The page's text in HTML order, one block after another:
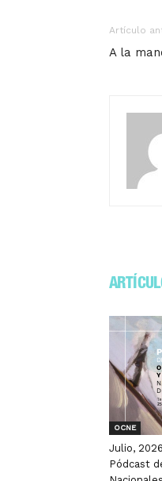
Artículo
A la
OCNE
Julio,
Pódcast